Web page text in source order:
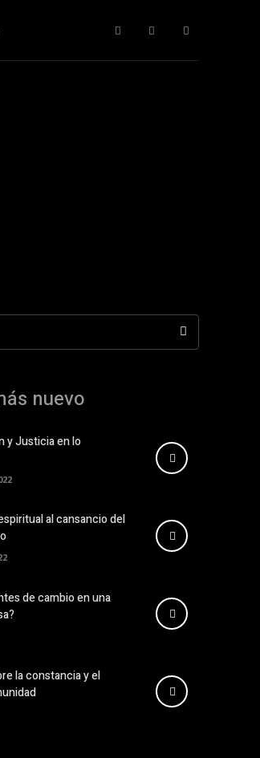
nuevo
y Justicia en lo
al cansancio del
de cambio en una
la constancia y el